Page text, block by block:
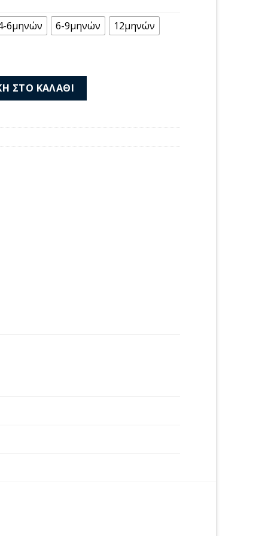
6μηνών 6-9μηνών
12μηνών
09257-011 ποσότητα
ΣΤΟ ΚΑΛΆΘΙ